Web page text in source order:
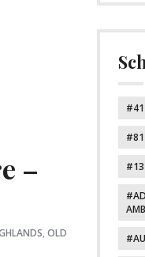
–
, OLD